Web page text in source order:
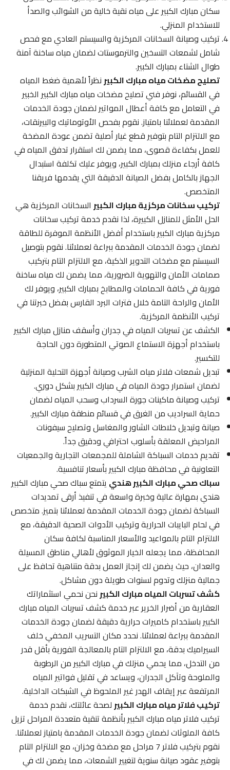
سكان مبارك الكبير على مياه نقية خالية من الشوائب والصدأ
للاستخدام المنزلي.
تركيب وصيانة السخانات المركزية والسيستم العادي مع فحص
شامل لشمعات التسخين والترموستات لضمان مياه ساخنة آمنة
طوال الشتاء بمبارك الكبير.
تصليح مضخات مياه مبارك الكبيرنظراً لأهمية ضغط المياه
في القسائم، نوفر فني تصليح مضخات مياه مبارك الكبير الخبير
في التعامل مع كافة أعطال المواتير لضمان جودة الخدمات
المقدمة لعملائنا بامتياز. نقوم بفحص الأوتوماتيك والبيرنقات،
مع الالتزام التام بتوفير قطع غيار أصلية تضمن عودة المضخة
للعمل بكفاءة قصوى، مما يضمن لك استقرار تدفق المياه في
كافة أرجاء منزلك بمبارك الكبير، ويوفر عليك تكلفة استبدال
الجهاز بالكامل بفضل الصيانة الدقيقة التي يقدمها فريقنا
المتخصص.
تركيب سخانات مركزية مبارك الكبيرالسخانات المركزية هي
الحل الأمثل للمنازل الكبيرة، لذا نقدم خدمة تركيب سخانات
مركزية مبارك الكبير باستخدام أفضل الأنظمة الموفرة للطاقة
لضمان جودة الخدمات المقدمة ببراعة لعملائنا. نقوم بتوصيل
السيستم مع مضخات التدوير الذكية، مع الالتزام التام بتركيب
صمامات الأمان والتهوية الضرورية، مما يضمن لك مياه ساخنة
فورية في كافة الحمامات والمطابخ بمبارك الكبير، ويوفر لك
الأمان والراحة التامة خلال فترات البرد القارس بفضل خبرتنا في
تركيب الأنظمة المركزية.
الكشف عن تسربات المياه في جدران وأسقف منازل مبارك الكبير
باستخدام أجهزة الاستماع الصوتي المتطورة دون الحاجة
للتكسير.
تبديل شمعات فلاتر مياه الشرب وصيانة أجهزة التحلية المنزلية
لضمان استمرار جودة المياه في مبارك الكبير بشكل دوري.
تركيب وصيانة ماكينات جورة السرداب وسحب المياه لضمان
حماية السراديب من الغرق في قسائم منطقة مبارك الكبير.
صيانة وتبديل خلاطات الشاور والمغاسل وتصليح سيفونات
المراحيض المعلقة بأسلوب احترافي ودقيق جداً.
تقديم خدمات السباكة الشاملة للمجمعات التجارية والجمعيات
التعاونية في محافظة مبارك الكبير بأسعار تنافسية.
سباك صحي مبارك الكبير هندييتمتع سباك صحي مبارك الكبير
هندي بمهارة عالية وخبرة واسعة في تنفيذ أرقى تمديدات
السباكة لضمان جودة الخدمات المقدمة لعملائنا بتميز. متخصص
في لحام البايبات الحرارية وتركيب الأدوات الصحية الدقيقة، مع
الالتزام التام بالمواعيد والأسعار المناسبة لكافة سكان
المحافظة، مما يجعله الخيار الموثوق لأهالي مناطق المسيلة
والعدان، حيث يضمن لك إنجاز العمل بدقة متناهية تحافظ على
جمالية منزلك وتدوم لسنوات طويلة دون مشاكل.
كشف تسربات المياه مبارك الكبيرنحن نحمي استثماراتك
العقارية من أضرار الخرير عبر خدمة كشف تسربات المياه مبارك
الكبير باستخدام كاميرات حرارية دقيقة لضمان جودة الخدمات
المقدمة ببراعة لعملائنا. نحدد مكان التسريب المخفي خلف
السيراميك بدقة، مع الالتزام التام بالمعالجة الفورية بأقل قدر
من التدخل، مما يحمي منزلك في مبارك الكبير من الرطوبة
والملوحة وتآكل الجدران، ويساعد في تقليل فواتير المياه
المرتفعة عبر إيقاف الهدر غير الملحوظ في الشبكات الداخلية.
تركيب فلاتر مياه مبارك الكبيرلصحة عائلتك، نقدم خدمة
تركيب فلاتر مياه مبارك الكبير بأنظمة تنقية متعددة المراحل تزيل
كافة الملوثات لضمان جودة الخدمات المقدمة بامتياز لعملائنا.
نقوم بتركيب فلاتر 7 مراحل مع مضخة وخزان، مع الالتزام التام
بتوفير عقود صيانة سنوية لتغيير الشمعات، مما يضمن لك في